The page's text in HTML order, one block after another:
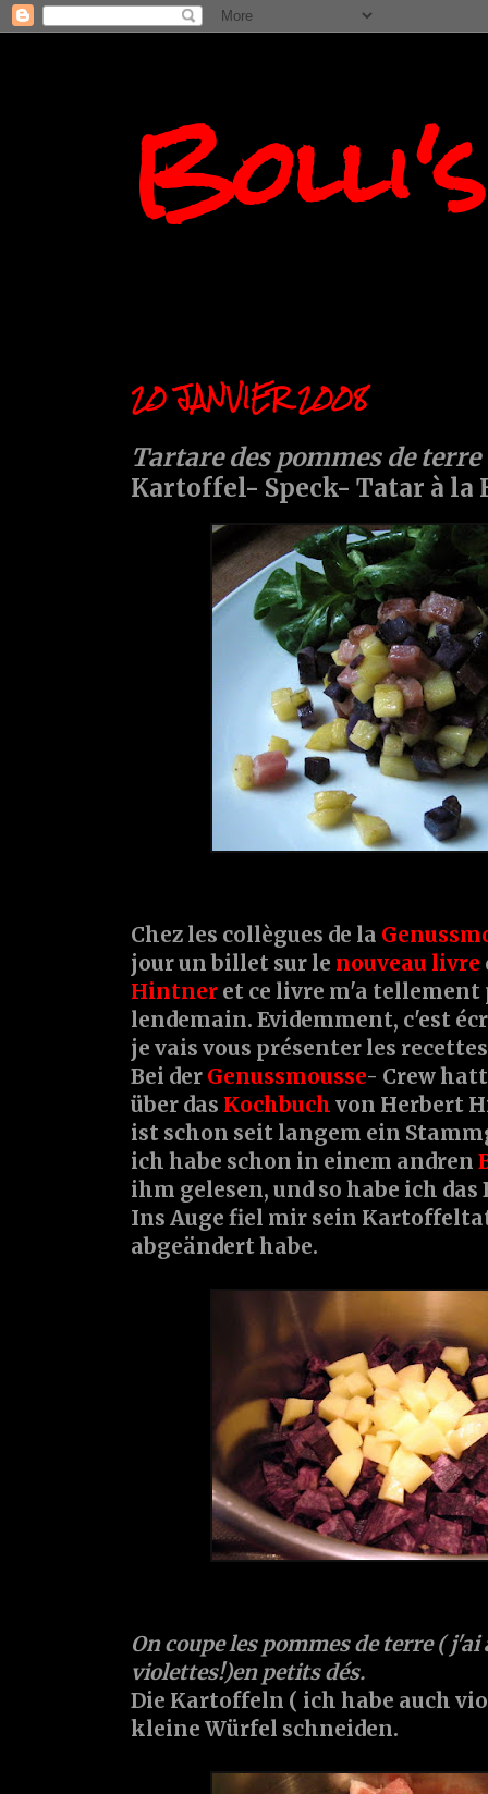
20 JANVIER 2008
Tartare des pommes de
Kartoffel- Speck- Tatar à la
Chez les collègues de la
jour un billet sur le nouveau livre
Hintner et ce livre m'a tellement
lendemain. Evidemment, c'est
je vais vous présenter les recettes
Bei der Genussmousse- Crew
über das Kochbuch von Herbert
ist schon seit langem ein
ich habe schon in einem andren
ihm gelesen, und so habe ich
Ins Auge fiel mir sein
abgeändert habe.
On coupe les pommes de terre( j'ai
violettes!)en petits dés.
Die Kartoffeln ( ich habe auch
kleine Würfel schneiden.